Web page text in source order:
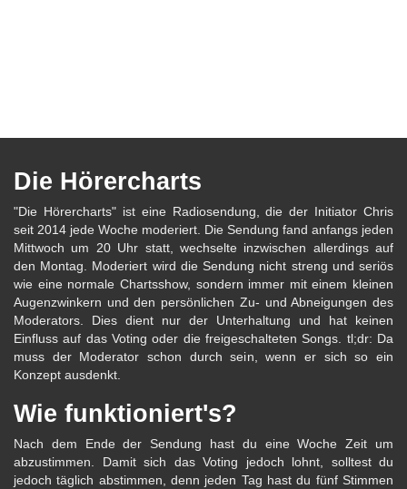
Die Hörercharts
"Die Hörercharts" ist eine Radiosendung, die der Initiator Chris
seit 2014 jede Woche moderiert. Die Sendung fand anfangs jeden
Mittwoch um 20 Uhr statt, wechselte inzwischen allerdings auf
den Montag. Moderiert wird die Sendung nicht streng und seriös
wie eine normale Chartsshow, sondern immer mit einem kleinen
Augenzwinkern und den persönlichen Zu- und Abneigungen des
Moderators. Dies dient nur der Unterhaltung und hat keinen
Einfluss auf das Voting oder die freigeschalteten Songs. tl;dr: Da
muss der Moderator schon durch sein, wenn er sich so ein
Konzept ausdenkt.
Wie funktioniert's?
Nach dem Ende der Sendung hast du eine Woche Zeit um
abzustimmen. Damit sich das Voting jedoch lohnt, solltest du
jedoch täglich abstimmen, denn jeden Tag hast du fünf Stimmen